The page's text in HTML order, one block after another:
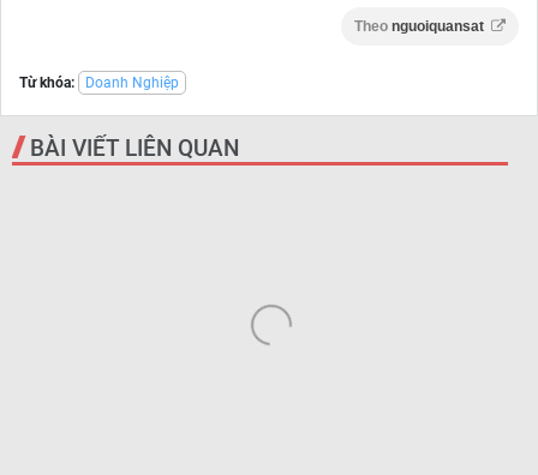
Theo nguoiquansat
Từ khóa: Doanh Nghiệp
BÀI VIẾT LIÊN QUAN